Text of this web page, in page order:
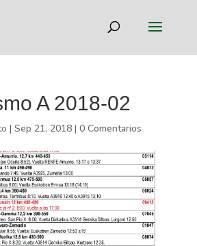
A 2018-02
| Sep 21, 2018| 0 Comentarios